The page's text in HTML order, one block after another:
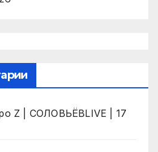
Z | СОЛОВЬЁВLIVE | 17